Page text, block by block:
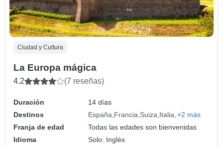
Ciudad y Cultura
La Europa mágica
4.2 (7 reseñas)
Duración
14 días
Destinos
España Francia Suiza Italia +2 más
Franja de edad
Todas las edades son bienvenidas
Idioma
Solo: Inglés